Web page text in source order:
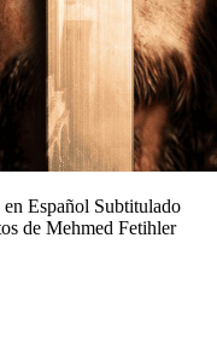
Español Subtitulado
de Mehmed Fetihler